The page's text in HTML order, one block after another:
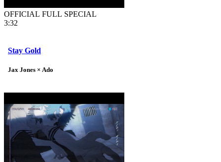
OFFICIAL FULL SPECIAL
3:32
Stay Gold
Jax Jones × Ado